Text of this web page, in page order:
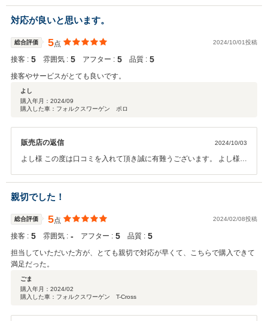
ただきご満足いただきましたご様子をうかがいまして冥利に尽きま
す。是非末永くフォルクスワーゲンブランドをご愛顧賜りまして楽し
いカーライフをお過ごしいただきましたら幸いと存じ上げます。この
度は誠にありがとうございました。
対応が良いと思います。
総合評価 5点 2024/10/01投稿
接客 : 5 雰囲気 : 5 アフター : 5 品質 : 5
接客やサービスがとても良いです。
よし
購入年月： 2024/09
購入した車：フォルクスワーゲン ポロ
販売店の返信 2024/10/03
よし様 この度は口コミを入れて頂き誠に有難うございます。 よし様の
とができました。 感謝しております。 今後とも精進してまいりますの
でどうぞ宜しくお願い致します。
親切でした！
総合評価 5点 2024/02/08投稿
接客 : 5 雰囲気 : ‐ アフター : 5 品質 : 5
担当していただいた方が、とても親切で対応が早くて、こちらで購入できて
満足だった。
ごま
購入年月： 2024/02
購入した車：フォルクスワーゲン T-Cross